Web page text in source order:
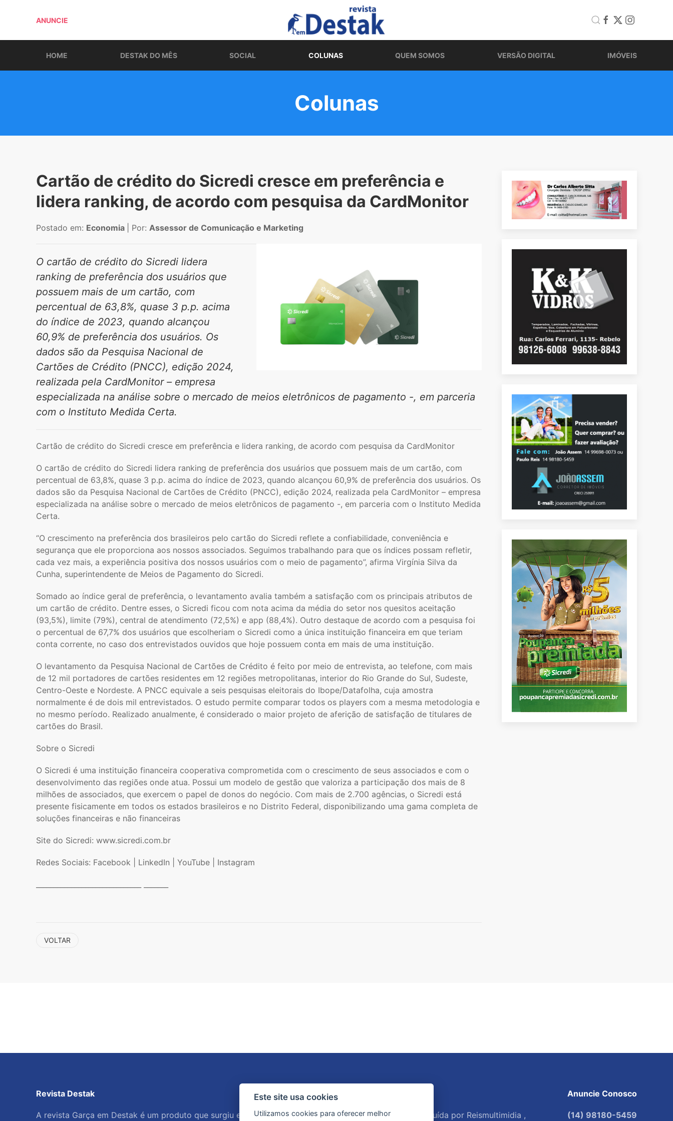
ANUNCIE
HOME DESTAK DO MÊS SOCIAL COLUNAS QUEM SOMOS VERSÃO DIGITAL IMÓVEIS
Colunas
Cartão de crédito do Sicredi cresce em preferência e
lidera ranking, de acordo com pesquisa da CardMonitor
Postado em: Economia | Por: Assessor de Comunicação e Marketing
O cartão de crédito do Sicredi lidera
ranking de preferência dos usuários que
possuem mais de um cartão, com
percentual de 63,8%, quase 3 p.p. acima
do índice de 2023, quando alcançou
60,9% de preferência dos usuários. Os
dados são da Pesquisa Nacional de
Cartões de Crédito (PNCC), edição 2024,
realizada pela CardMonitor – empresa
especializada na análise sobre o mercado de meios eletrônicos de pagamento -, em parceria
com o Instituto Medida Certa.
Cartão de crédito do Sicredi cresce em preferência e lidera ranking, de acordo com pesquisa da CardMonitor
O cartão de crédito do Sicredi lidera ranking de preferência dos usuários que possuem mais de um cartão, com
percentual de 63,8%, quase 3 p.p. acima do índice de 2023, quando alcançou 60,9% de preferência dos usuários. Os
dados são da Pesquisa Nacional de Cartões de Crédito (PNCC), edição 2024, realizada pela CardMonitor – empresa
especializada na análise sobre o mercado de meios eletrônicos de pagamento -, em parceria com o Instituto Medida
Certa.
“O crescimento na preferência dos brasileiros pelo cartão do Sicredi reflete a confiabilidade, conveniência e
segurança que ele proporciona aos nossos associados. Seguimos trabalhando para que os índices possam refletir,
cada vez mais, a experiência positiva dos nossos usuários com o meio de pagamento”, afirma Virgínia Silva da
Cunha, superintendente de Meios de Pagamento do Sicredi.
Somado ao índice geral de preferência, o levantamento avalia também a satisfação com os principais atributos de
um cartão de crédito. Dentre esses, o Sicredi ficou com nota acima da média do setor nos quesitos aceitação
(93,5%), limite (79%), central de atendimento (72,5%) e app (88,4%). Outro destaque de acordo com a pesquisa foi
o percentual de 67,7% dos usuários que escolheriam o Sicredi como a única instituição financeira em que teriam
conta corrente, no caso dos entrevistados ouvidos que hoje possuem conta em mais de uma instituição.
O levantamento da Pesquisa Nacional de Cartões de Crédito é feito por meio de entrevista, ao telefone, com mais
de 12 mil portadores de cartões residentes em 12 regiões metropolitanas, interior do Rio Grande do Sul, Sudeste,
Centro-Oeste e Nordeste. A PNCC equivale a seis pesquisas eleitorais do Ibope/Datafolha, cuja amostra
normalmente é de dois mil entrevistados. O estudo permite comparar todos os players com a mesma metodologia e
no mesmo período. Realizado anualmente, é considerado o maior projeto de aferição de satisfação de titulares de
cartões do Brasil.
Sobre o Sicredi
O Sicredi é uma instituição financeira cooperativa comprometida com o crescimento de seus associados e com o
desenvolvimento das regiões onde atua. Possui um modelo de gestão que valoriza a participação dos mais de 8
milhões de associados, que exercem o papel de donos do negócio. Com mais de 2.700 agências, o Sicredi está
presente fisicamente em todos os estados brasileiros e no Distrito Federal, disponibilizando uma gama completa de
soluções financeiras e não financeiras
Site do Sicredi: www.sicredi.com.br
Redes Sociais: Facebook | LinkedIn | YouTube | Instagram
VOLTAR
Revista Destak
A revista Garça em Destak é um produto que surgiu em Garça em fevereiro de 2014, produzida e distribuída por Reismultimidia ,
Anuncie Conosco
(14) 98180-5459
Este site usa cookies
Utilizamos cookies para oferecer melhor